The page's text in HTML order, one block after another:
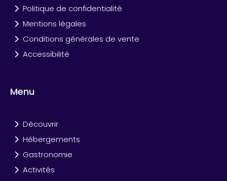
Politique de confidentialité
Mentions légales
Conditions générales de vente
Accessibilité
Menu
Découvrir
Hébergements
Gastronomie
Activités